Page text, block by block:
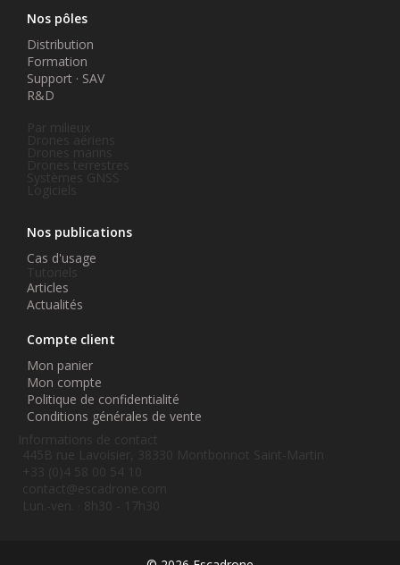
Nos pôles
Distribution
Formation
Support · SAV
R&D
Drones aériens
Drones marins
Drones terrestres
Systèmes GNSS
Logiciels
Nos publications
Cas d'usage
Tutoriels
Articles
Actualités
Compte client
Mon panier
Mon compte
Politique de confidentialité
Conditions générales de vente
Informations de contact
445B rue Lavoisier, 38330 Montbonnot Saint-Martin
contact@escadrone.com
Lun.-ven. · 8h30 - 17h30